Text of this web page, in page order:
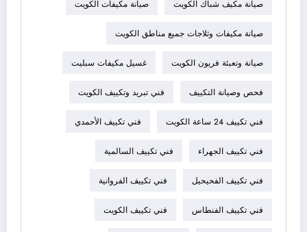
صيانة مكيف شباك الكويت صيانة مكيفات الكويت
صيانة مكيفات وثلاجات جميع مناطق الكويت
صيانة وتعبئة فريون الكويت غسيل مكيفات سبليت
فحص وصيانة التكييف فني تبريد وتكييف الكويت
فني تكييف 24 ساعة الكويت فني تكييف الأحمدي
فني تكييف الجهراء فني تكييف السالمية
فني تكييف الفحيحيل فني تكييف الفروانية
فني تكييف الفنطاس فني تكييف الكويت